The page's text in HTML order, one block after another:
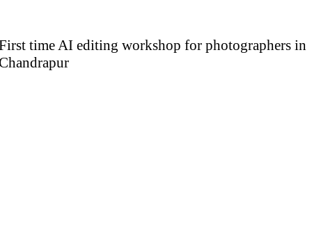
time AI editing workshop for photographers in